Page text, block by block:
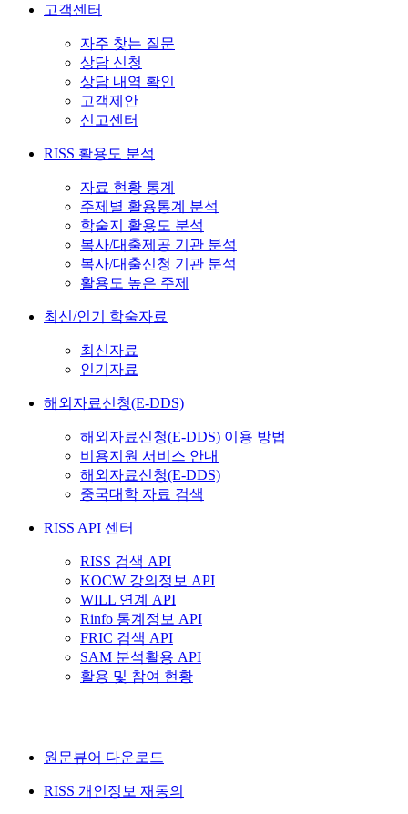
고객센터
자주 찾는 질문
상담 신청
상담 내역 확인
고객제안
신고센터
RISS 활용도 분석
자료 현황 통계
주제별 활용통계 분석
학술지 활용도 분석
복사/대출제공 기관 분석
복사/대출신청 기관 분석
활용도 높은 주제
최신/인기 학술자료
최신자료
인기자료
해외자료신청(E-DDS)
해외자료신청(E-DDS) 이용 방법
비용지원 서비스 안내
해외자료신청(E-DDS)
중국대학 자료 검색
RISS API 센터
RISS 검색 API
KOCW 강의정보 API
WILL 연계 API
Rinfo 통계정보 API
FRIC 검색 API
SAM 분석활용 API
활용 및 참여 현황
원문뷰어 다운로드
RISS 개인정보 재동의